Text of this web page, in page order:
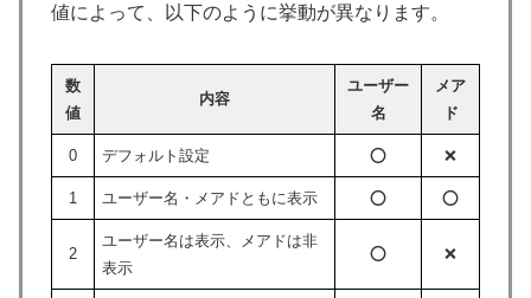
値によって、以下のように挙動が異なります。
数
値
内容
ユーザー
名
メア
ド
0 デフォルト設定 ⭕️ ❌
1 ユーザー名・メアドともに表示 ⭕️ ⭕️
2
ユーザー名は表示、メアドは非
表示
⭕️ ❌